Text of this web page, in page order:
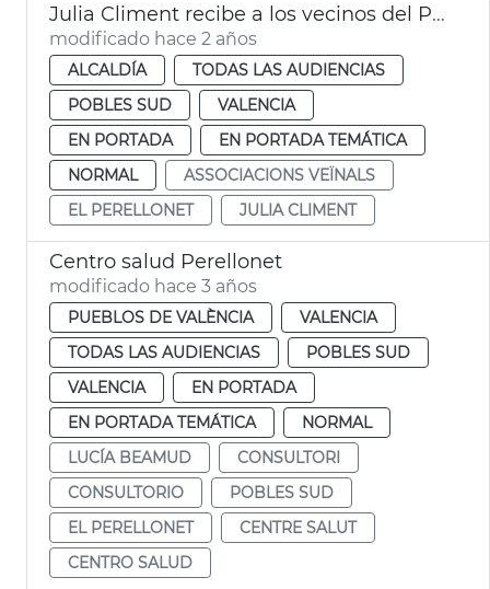
Julia Climent recibe a los vecinos del Perellonet
modificado hace 2 años
ALCALDÍA
TODAS LAS AUDIENCIAS
POBLES SUD
VALENCIA
EN PORTADA
EN PORTADA TEMÁTICA
NORMAL
ASSOCIACIONS VEÏNALS
EL PERELLONET
JULIA CLIMENT
Centro salud Perellonet
modificado hace 3 años
PUEBLOS DE VALÈNCIA
VALENCIA
TODAS LAS AUDIENCIAS
POBLES SUD
VALENCIA
EN PORTADA
EN PORTADA TEMÁTICA
NORMAL
LUCÍA BEAMUD
CONSULTORI
CONSULTORIO
POBLES SUD
EL PERELLONET
CENTRE SALUT
CENTRO SALUD